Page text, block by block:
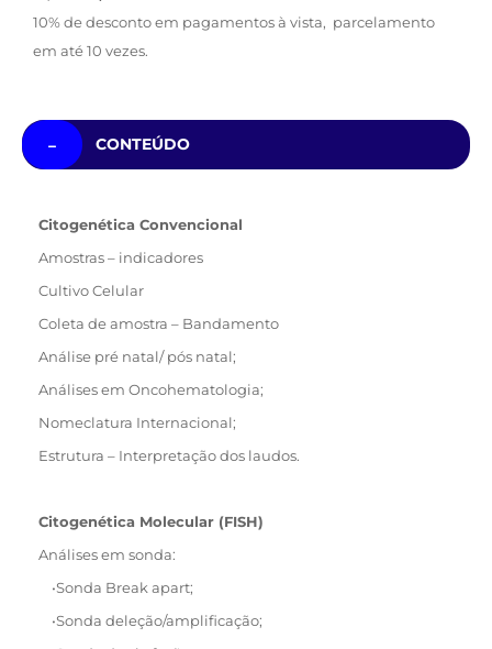
10% de desconto em pagamentos à vista, parcelamento
em até 10 vezes.
CONTEÚDO
Citogenética Convencional
Amostras – indicadores
Cultivo Celular
Coleta de amostra – Bandamento
Análise pré natal/ pós natal;
Análises em Oncohematologia;
Nomeclatura Internacional;
Estrutura – Interpretação dos laudos.
Citogenética Molecular (FISH)
Análises em sonda:
•Sonda Break apart;
•Sonda deleção/amplificação;